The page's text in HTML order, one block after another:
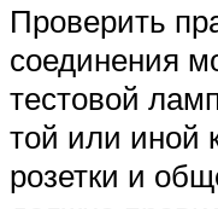
Проверить
соединения
тестовой
той или иной
розетки и